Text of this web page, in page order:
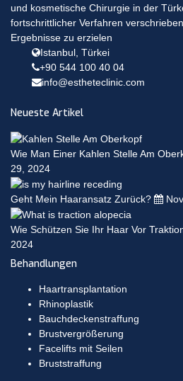
und kosmetische Chirurgie in der
fortschrittlicher Verfahren
Ergebnisse zu erzielen
Istanbul, Türkei
+90 544 100 40 04
info@estheteclinic.com
Neueste Artikel
Wie Man Einer Kahlen Stelle Am
29, 2024
Geht Mein Haaransatz Zurück?
Wie Schützen Sie Ihr Haar Vor
2024
Behandlungen
Haartransplantation
Rhinoplastik
Bauchdeckenstraffung
Brustvergrößerung
Facelifts mit Seilen
Bruststraffung